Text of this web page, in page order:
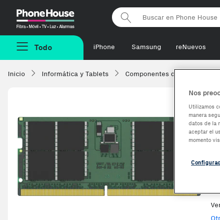
Phonehouse
Todo iPhone Samsung reNuevos
Inicio Informática y Tablets Componentes de ordenadores
-133€
Nos
Utilizamos
manera
datos de la
aceptar el
momento